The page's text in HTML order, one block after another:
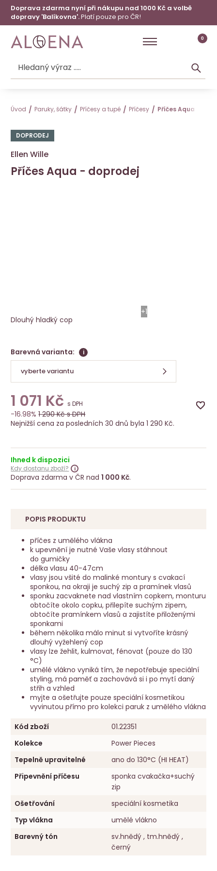
Doprava zdarma nyní při nákupu nad 1000 Kč a volbě
dopravy 'Balíkovna'.Platí pouze pro ČR!
0
Úvod Paruky, šátky Příčesy a tupé Příčesy Příčes Aqua -
DOPRODEJ
Ellen Wille
Příčes Aqua - doprodej
+1
Dlouhý hladký cop
Barevná varianta: i
vyberte variantu
1 071 Kčs DPH
-16.98% 1 290Kč s DPH
Nejnižší cena za posledních 30 dnů byla 1 290 Kč.
Ihned k dispozici
Kdy dostanu zboží?
Doprava zdarma v ČR nad1 000 Kč.
POPIS PRODUKTU
příčes z umělého vlákna
k upevnění je nutné Vaše vlasy stáhnout
do gumičky
délka vlasu 40-47cm
vlasy jsou všité do malinké montury s cvakací
sponkou, na okraji je suchý zip a pramínek vlasů
sponku zacvaknete nad vlastním copkem, monturu
obtočíte okolo copku, přilepíte suchým zipem,
obtočíte pramínkem vlasů a zajistíte přiloženými
sponkami
během několika málo minut si vytvoříte krásný
dlouhý vyžehlený cop
vlasy lze žehlit, kulmovat, fénovat (pouze do 130
°C)
umělé vlákno vyniká tím, že nepotřebuje speciální
styling, má paměť a zachovává si i po mytí daný
střih a vzhled
myjte a ošetřujte pouze speciální kosmetikou
vyvinutou přímo pro kolekci paruk z umělého vlákna
Kód zboží
01.22351
Kolekce
Power Pieces
Tepelně upravitelné
ano do 130°C (HI HEAT)
Připevnění příčesu
sponka cvakačka+suchý
zip
Ošetřování
speciální kosmetika
Typ vlákna
umělé vlákno
Barevný tón
sv.hnědý , tm.hnědý ,
černý